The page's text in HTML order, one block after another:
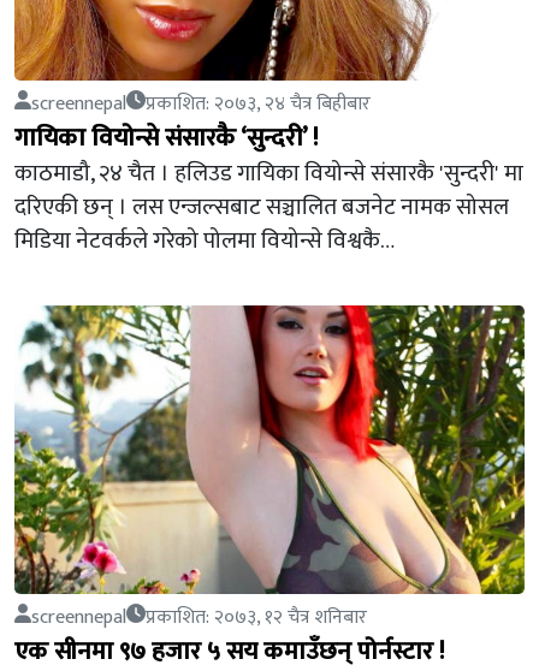
screennepal प्रकाशित: २०७३, २४ चैत्र बिहीबार
गायिका वियोन्से संसारकै ‘सुन्दरी’ !
काठमाडौ, २४ चैत । हलिउड गायिका वियोन्से संसारकै 'सुन्दरी' मा
दरिएकी छन् । लस एन्जल्सबाट सञ्चालित बजनेट नामक सोसल
मिडिया नेटवर्कले गरेको पोलमा वियोन्से विश्वकै…
screennepal प्रकाशित: २०७३, १२ चैत्र शनिबार
एक सीनमा ९७ हजार ५ सय कमाउँछन् पोर्नस्टार !